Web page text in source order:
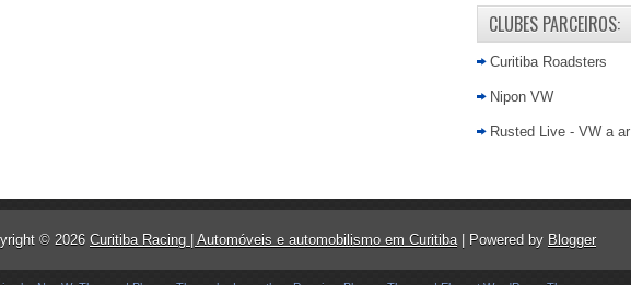
CLUBES PARCEIROS:
Curitiba Roadsters
Nipon VW
Rusted Live - VW a ar
© 2026 Curitiba Racing | Automóveis e automobilismo em Curitiba | Powered by Blogger